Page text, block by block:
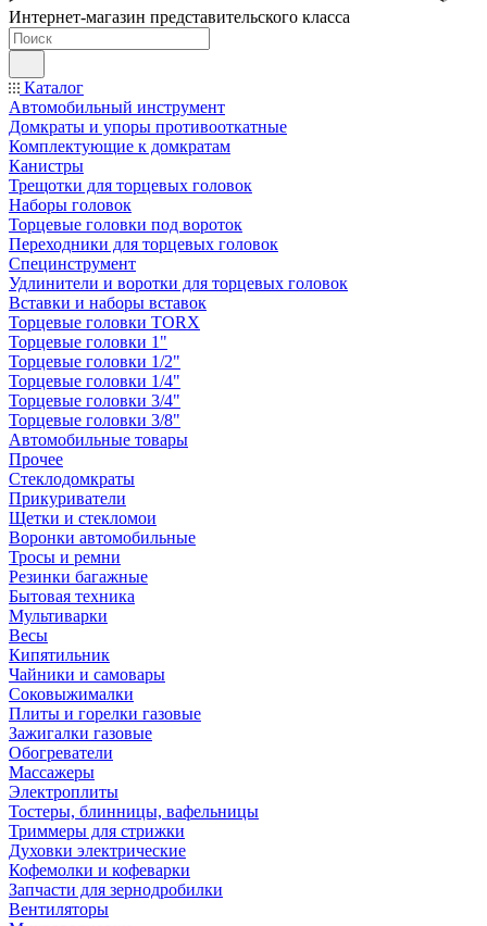
Интернет-магазин представительского класса
Каталог
Автомобильный инструмент
Домкраты и упоры противооткатные
Комплектующие к домкратам
Канистры
Трещотки для торцевых головок
Наборы головок
Торцевые головки под вороток
Переходники для торцевых головок
Специнструмент
Удлинители и воротки для торцевых головок
Вставки и наборы вставок
Торцевые головки TORX
Торцевые головки 1"
Торцевые головки 1/2"
Торцевые головки 1/4"
Торцевые головки 3/4"
Торцевые головки 3/8"
Автомобильные товары
Прочее
Стеклодомкраты
Прикуриватели
Щетки и стекломои
Воронки автомобильные
Тросы и ремни
Резинки багажные
Бытовая техника
Мультиварки
Весы
Кипятильник
Чайники и самовары
Соковыжималки
Плиты и горелки газовые
Зажигалки газовые
Обогреватели
Массажеры
Электроплиты
Тостеры, блинницы, вафельницы
Триммеры для стрижки
Духовки электрические
Кофемолки и кофеварки
Запчасти для зернодробилки
Вентиляторы